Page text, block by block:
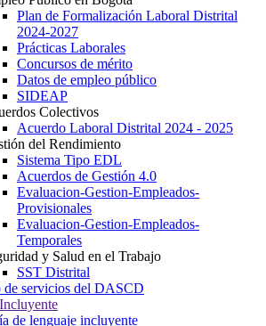
Plan de Formalización Laboral Distrital
2024-2027
Prácticas Laborales
Concursos de mérito
Datos de empleo público
SIDEAP
Colectivos
Acuerdo Laboral Distrital 2024 - 2025
del Rendimiento
Sistema Tipo EDL
Acuerdos de Gestión 4.0
Evaluacion-Gestion-Empleados-
Provisionales
Evaluacion-Gestion-Empleados-
Temporales
y Salud en el Trabajo
SST Distrital
de servicios del DASCD
de lenguaje incluyente